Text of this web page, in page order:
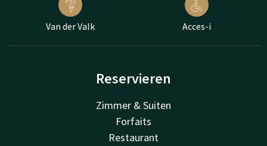
Van der Valk Acces-i
Reservieren
Zimmer & Suiten
Forfaits
Restaurant